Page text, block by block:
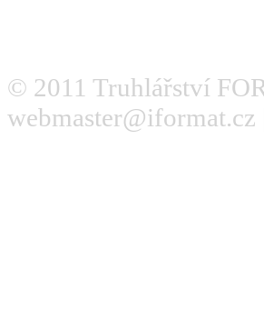
© 2011 Truhlářství
webmaster@iformat.cz